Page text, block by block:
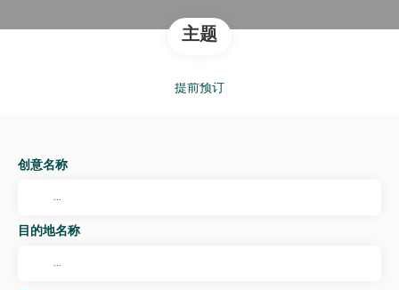
主题
提前预订
创意名称
目的地名称